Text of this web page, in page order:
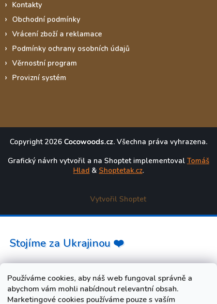
Používáme cookies, aby náš web fungoval správně a
abychom vám mohli nabídnout relevantní obsah.
Marketingové cookies používáme pouze s vaším
Kontakty
Obchodní podmínky
Vrácení zboží a reklamace
Podmínky ochrany osobních údajů
Věrnostní program
Provizní systém
Copyright 2026 Cocowoods.cz. Všechna práva vyhrazena.
Grafický návrh vytvořil a na Shoptet implementoval Tomáš
Hlad & Shoptetak.cz.
Vytvořil Shoptet
Stojíme za Ukrajinou ❤️
Jak a čím pomoci »